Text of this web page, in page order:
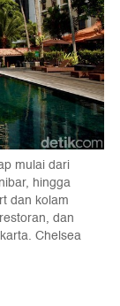
mulai dari
hingga
dan kolam
dan
Chelsea